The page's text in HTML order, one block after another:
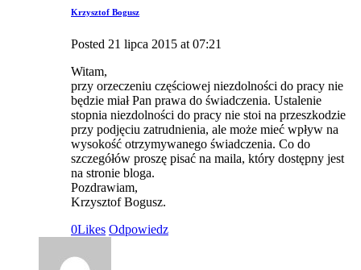
Krzysztof Bogusz
Posted 21 lipca 2015 at 07:21
Witam,
przy orzeczeniu częściowej niezdolności do pracy nie
będzie miał Pan prawa do świadczenia. Ustalenie
stopnia niezdolności do pracy nie stoi na przeszkodzie
przy podjęciu zatrudnienia, ale może mieć wpływ na
wysokość otrzymywanego świadczenia. Co do
szczegółów proszę pisać na maila, który dostępny jest
na stronie bloga.
Pozdrawiam,
Krzysztof Bogusz.
0Likes Odpowiedz